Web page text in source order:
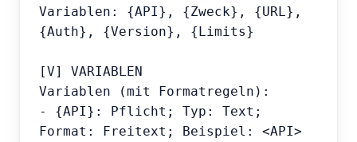
Variablen: {API}, {Zweck}, {URL},
{Auth}, {Version}, {Limits}
[V] VARIABLEN
Variablen (mit Formatregeln):
- {API}: Pflicht; Typ: Text;
Format: Freitext; Beispiel: <API>